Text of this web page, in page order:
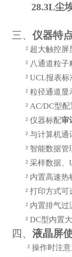
28.3L尘
三、 仪器特
² 超大触控屏
² 八通道粒子
² UCL报表标
² 粒径通道显
² AC/DC型配
² 仪器标配审
² 与计算机通
² 智能数据管
² 采样数据、
² 内置高速热
² 打印方式可
² 内置排气过
² DC型内置
四、 液晶屏
² 操作时注